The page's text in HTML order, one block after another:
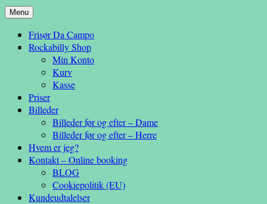
Da Campo
– en anderledes frisøroplevelse
Menu Hop
indhold
Frisør Da Campo
Rockabilly Shop
Min Konto
Kurv
Kasse
Priser
Billeder
Billeder før og efter – Dame
Billeder før og efter – Herre
Hvem er jeg?
Kontakt – Online booking
BLOG
Cookiepolitik (EU)
Kundeudtalelser